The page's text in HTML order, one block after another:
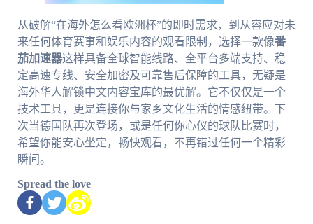
从破解“在海外怎么看欧洲杯”的即时需求，到从容应对未
来任何体育赛事和娱乐内容的观看限制，选择一款像番
茄加速器这样具备全球智能线路、全平台多端支持、稳
定高速专线、安全加密及可靠售后保障的工具，无疑是
海外华人解锁中文内容宝库的最优解。它不仅仅是一个
技术工具，更是连接你与家乡文化生活的情感纽带。下
次当德国队再次登场，或是任何你心仪的球队比赛时，
希望你能安心坐定，畅快观看，不再错过任何一个精彩
瞬间。
Spread the love